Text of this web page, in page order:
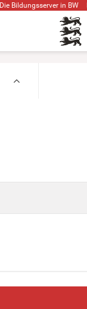
Die Bildungsserver in BW